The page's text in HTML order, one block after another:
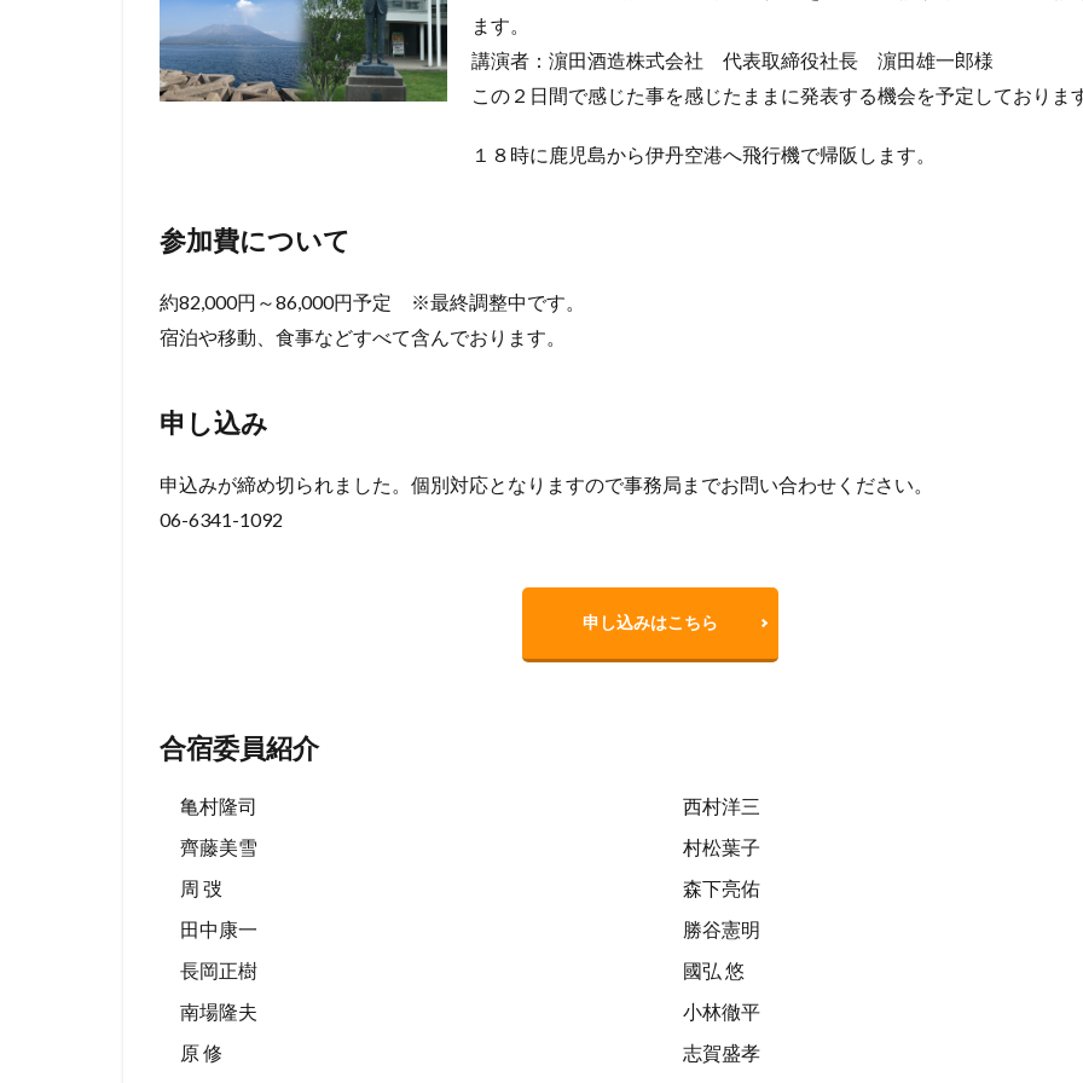
ます。
講演者：濵田酒造株式会社 代表取締役社長 濵田雄一郎様
この２日間で感じた事を感じたままに発表する機会を予定しておりま
１８時に鹿児島から伊丹空港へ飛行機で帰阪します。
参加費について
約82,000円～86,000円予定 ※最終調整中です。
宿泊や移動、食事などすべて含んでおります。
申し込み
申込みが締め切られました。個別対応となりますので事務局までお問い合わせください。
06-6341-1092
申し込みはこちら
合宿委員紹介
亀村隆司
齊藤美雪
周 弢
田中康一
長岡正樹
南場隆夫
原 修
西村洋三
村松葉子
森下亮佑
勝谷憲明
國弘 悠
小林徹平
志賀盛孝